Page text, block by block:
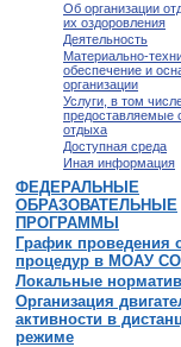
Об организации
их оздоровления
Деятельность
Материально-
обеспечение и
организации
Услуги, в том
предоставляемые
отдыха
Доступная среда
Иная информация
ФЕДЕРАЛЬНЫЕ
ОБРАЗОВАТЕЛЬНЫЕ
ПРОГРАММЫ
График проведения
процедур в МОАУ
Локальные
Организация
активности в
режиме